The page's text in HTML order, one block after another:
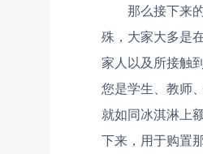
那么接下来
殊，大家大多是
家人以及所接触
您是学生、教师
就如同冰淇淋上
下来，用于购置